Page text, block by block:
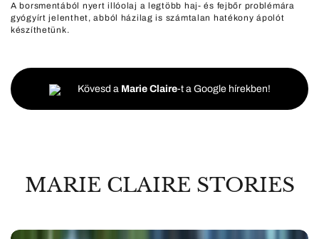
A borsmentából nyert illóolaj a legtöbb haj- és fejbőr problémára
gyógyírt jelenthet, abból házilag is számtalan hatékony ápolót
készíthetünk.
Kövesd a Marie Claire-t a Google hírekben!
MARIE CLAIRE STORIES